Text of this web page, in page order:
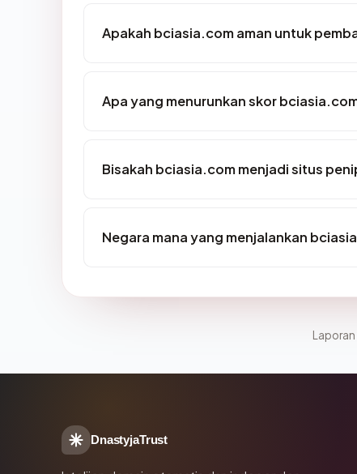
Apakah bciasia.com aman untuk
Apa yang menurunkan skor
Bisakah bciasia.com menjadi situs
Negara mana yang menjalankan
DnastyjaTrust